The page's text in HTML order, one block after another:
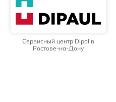
Сервисный центр Dipol в
Ростове-на-Дону